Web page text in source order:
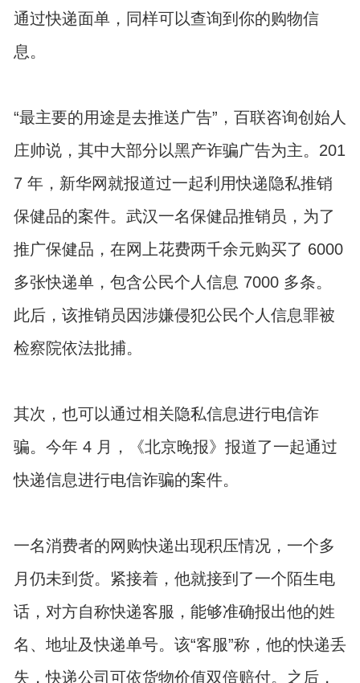
通过快递面单，同样可以查询到你的购物信
息。
“最主要的用途是去推送广告”，百联咨询创始人
庄帅说，其中大部分以黑产诈骗广告为主。201
7 年，新华网就报道过一起利用快递隐私推销
保健品的案件。武汉一名保健品推销员，为了
推广保健品，在网上花费两千余元购买了 6000
多张快递单，包含公民个人信息 7000 多条。
此后，该推销员因涉嫌侵犯公民个人信息罪被
检察院依法批捕。
其次，也可以通过相关隐私信息进行电信诈
骗。今年 4 月，《北京晚报》报道了一起通过
快递信息进行电信诈骗的案件。
一名消费者的网购快递出现积压情况，一个多
月仍未到货。紧接着，他就接到了一个陌生电
话，对方自称快递客服，能够准确报出他的姓
名、地址及快递单号。该“客服”称，他的快递丢
失，快递公司可依货物价值双倍赔付。之后，